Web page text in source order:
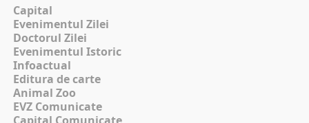
Capital
Evenimentul Zilei
Doctorul Zilei
Evenimentul Istoric
Infoactual
Editura de carte
Animal Zoo
EVZ Comunicate